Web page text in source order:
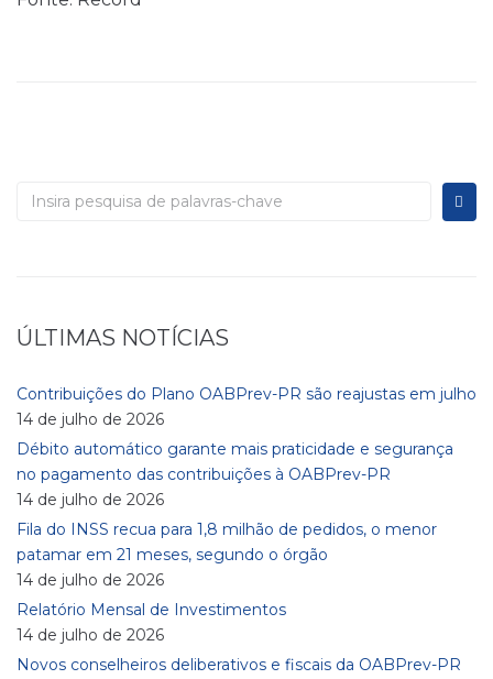
ÚLTIMAS NOTÍCIAS
Contribuições do Plano OABPrev-PR são reajustas em julho
14 de julho de 2026
Débito automático garante mais praticidade e segurança
no pagamento das contribuições à OABPrev-PR
14 de julho de 2026
Fila do INSS recua para 1,8 milhão de pedidos, o menor
patamar em 21 meses, segundo o órgão
14 de julho de 2026
Relatório Mensal de Investimentos
14 de julho de 2026
Novos conselheiros deliberativos e fiscais da OABPrev-PR